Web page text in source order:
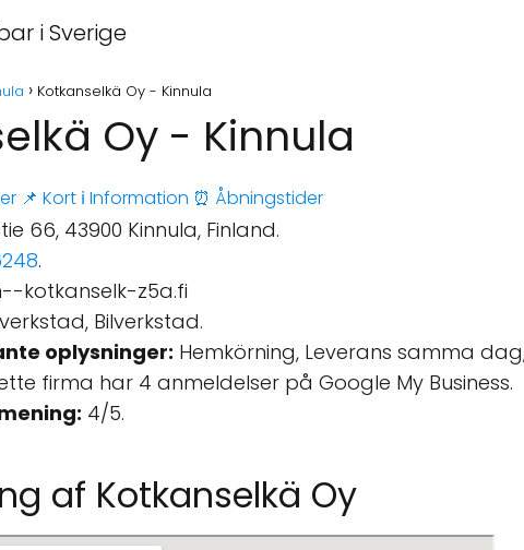
i Sverige
Kotkanselkä Oy - Kinnula
Oy - Kinnula
📌 Kort ℹ️ Information ⏰ Åbningstider
66, 43900 Kinnula, Finland.
.
kotkanselk-z5a.fi
Bilverkstad.
oplysninger: Hemkörning, Leverans samma
firma har 4 anmeldelser på Google My Business.
4/5.
af Kotkanselkä Oy